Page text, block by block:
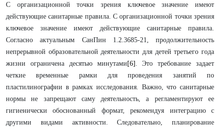
С организационной точки зрения ключевое значение имеют
действующие санитарные правила. С организационной точки зрения
ключевое значение имеют действующие санитарные правила.
Согласно актуальным СанПин 1.2.3685-21, продолжительность
непрерывной образовательной деятельности для детей третьего года
жизни ограничена десятью минутами [6] . Это требование задает
четкие временные рамки для проведения занятий по
пластилинографии в рамках исследования. Важно, что санитарные
нормы не запрещают саму деятельность, а регламентируют ее
гигиенически обоснованный формат, рекомендуя интеграцию с
другими видами активности. Следовательно, планирование